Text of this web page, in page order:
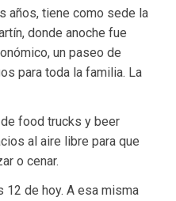
años, tiene como sede la
donde anoche fue
un paseo de
para toda la familia. La
food trucks y beer
al aire libre para que
o cenar.
12 de hoy. A esa misma